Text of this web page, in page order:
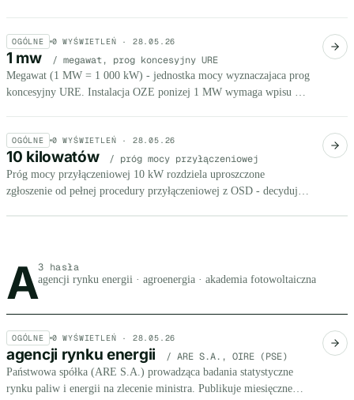
OGÓLNE 0 WYŚWIETLEŃ · 28.05.26
1 mw / megawat, prog koncesyjny URE
Megawat (1 MW = 1 000 kW) - jednostka mocy wyznaczajaca prog
koncesyjny URE. Instalacja OZE ponizej 1 MW wymaga wpisu do
OGÓLNE 0 WYŚWIETLEŃ · 28.05.26
10 kilowatów / próg mocy przyłączeniowej
Próg mocy przyłączeniowej 10 kW rozdziela uproszczone
zgłoszenie od pełnej procedury przyłączeniowej z OSD - decyduje
Litera A, 3 hasła
A3 hasła
agencji rynku energii · agroenergia · akademia fotowoltaiczna
OGÓLNE 0 WYŚWIETLEŃ · 28.05.26
agencji rynku energii / ARE S.A., OIRE (PSE)
Państwowa spółka (ARE S.A.) prowadząca badania statystyczne
rynku paliw i energii na zlecenie ministra. Publikuje miesięczne